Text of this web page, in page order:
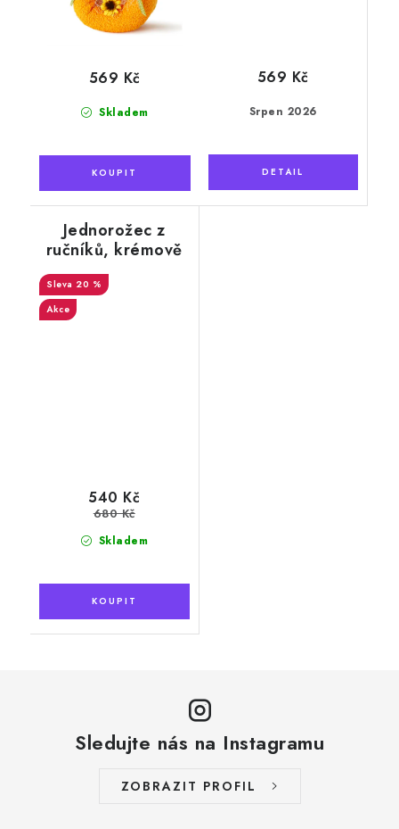
Skladem
569 Kč
Srpen 2026
569 Kč
Jednorožec z
ručníků, krémově
bílá, 50 x 100 cm
20 %
Akce
Skladem
540 Kč
680 Kč
Sledujte nás na Instagramu
ZOBRAZIT PROFIL